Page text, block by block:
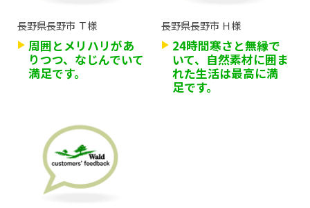
長野県長野市 Ｔ様
周囲とメリハリがあ
りつつ、なじんでいて
満足です。
長野県長野市 Ｈ様
24時間寒さと無縁で
いて、自然素材に囲ま
れた生活は最高に満
足です。